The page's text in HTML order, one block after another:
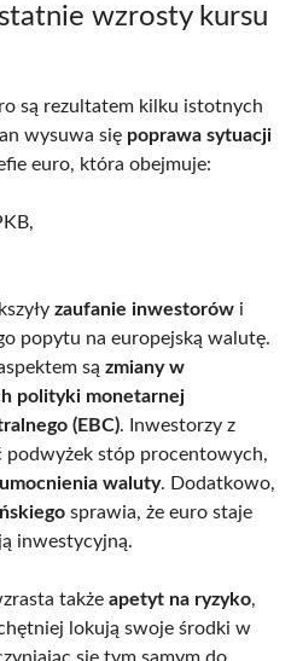
wzrosty kursu
są rezultatem kilku istotnych
wysuwa się poprawa sytuacji
euro, która obejmuje:
zaufanie inwestorów i
popytu na europejską walutę.
są zmiany w
polityki monetarnej
(EBC). Inwestorzy z
podwyżek stóp procentowych,
umocnienia waluty. Dodatkowo,
sprawia, że euro staje
inwestycyjną.
także apetyt na ryzyko,
lokują swoje środki w
się tym samym do